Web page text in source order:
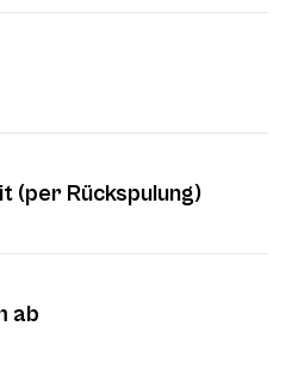
(per Rückspulung)
ab